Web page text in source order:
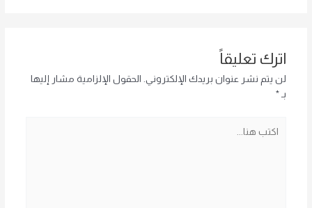
اترك تعليقاً
لن يتم نشر عنوان بريدك الإلكتروني. الحقول الإلزامية مشار إليها
بـ *